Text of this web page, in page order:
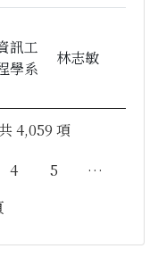
訊工
學系
林志敏
4,059 項
4 5
…